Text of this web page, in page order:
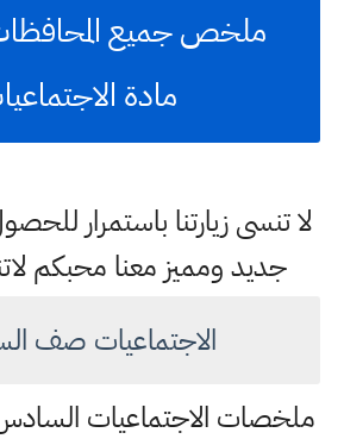
ملخص جميع
مادة
لا تنسى زيارتنا باستمرار
جديد ومميز معنا محبكم
الاجتماعيات صف
ملخصات الاجتماعيات السادس